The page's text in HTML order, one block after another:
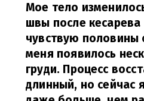
Мое тело
швы после кесарева
чувствую половины
меня появилось
груди. Процесс
длинный, но сейчас